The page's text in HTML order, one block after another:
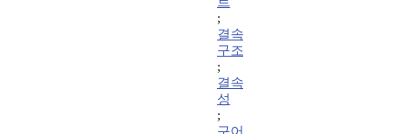
;
결속
구조
;
결속
성
;